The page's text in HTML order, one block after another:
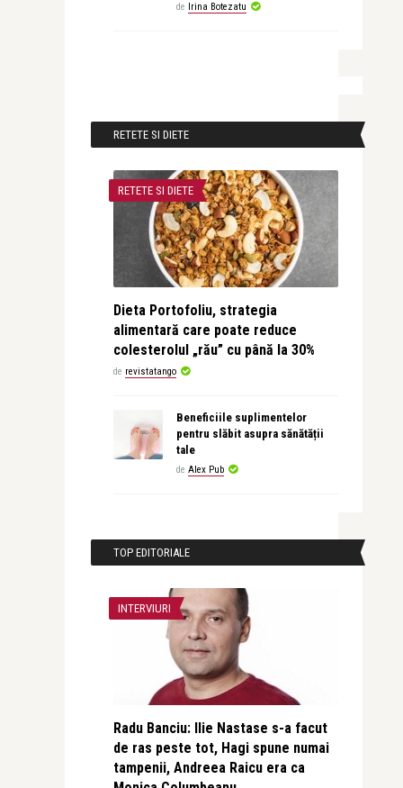
de Irina Botezatu
RETETE SI DIETE
RETETE SI DIETE
Dieta Portofoliu, strategia
alimentară care poate reduce
colesterolul „rău” cu până la 30%
de revistatango
Beneficiile suplimentelor
pentru slăbit asupra sănătății
tale
de Alex Pub
TOP EDITORIALE
INTERVIURI
Radu Banciu: Ilie Nastase s-a facut
de ras peste tot, Hagi spune numai
tampenii, Andreea Raicu era ca